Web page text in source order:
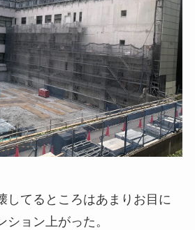
してるところはあまりお目に
ョン上がった。